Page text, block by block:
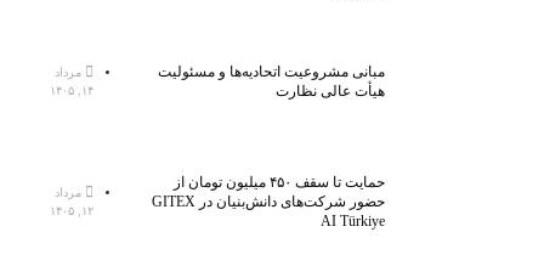
مبانی مشروعیت اتحادیه‌ها و مسئولیت
هیأت عالی نظارت
مرداد
۱۴, ۱۴۰۵
حمایت تا سقف ۴۵۰ میلیون تومان از
حضور شرکت‌های دانش‌بنیان در GITEX
AI Türkiye
مرداد
۱۲, ۱۴۰۵